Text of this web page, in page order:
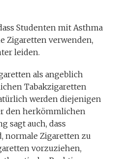
Studenten mit Asthma
Zigaretten verwenden,
leiden.
als angeblich
Tabakzigaretten
werden diejenigen
den herkömmlichen
sagt auch, dass
normale Zigaretten zu
vorzuziehen,